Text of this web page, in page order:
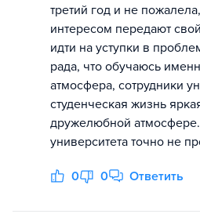
третий год и не
интересом передают
идти на уступки в
рада, что обучаюсь
атмосфера, сотрудники
студенческая жизнь
дружелюбной
университета точно не
0 0 Ответить